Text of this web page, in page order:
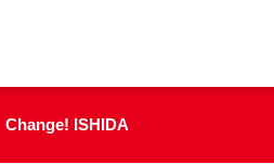
Change! ISHIDA